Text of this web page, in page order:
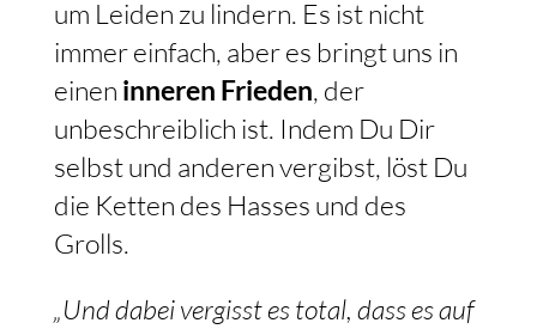
um Leiden zu lindern. Es ist nicht
immer einfach, aber es bringt uns in
einen inneren Frieden, der
unbeschreiblich ist. Indem Du Dir
selbst und anderen vergibst, löst Du
die Ketten des Hasses und des
Grolls.
„Und dabei vergisst es total, dass es auf